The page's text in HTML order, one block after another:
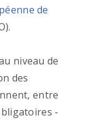
de
niveau de
des
entre
-